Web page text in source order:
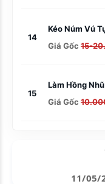
14
Kéo Núm Vú
Giá Gốc 15-
15
Làm Hồng
Giá Gốc
11/05/